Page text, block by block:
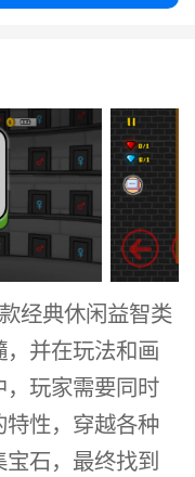
经典休闲益智类
并在玩法和画
玩家需要同时
性，穿越各种
石，最终找到